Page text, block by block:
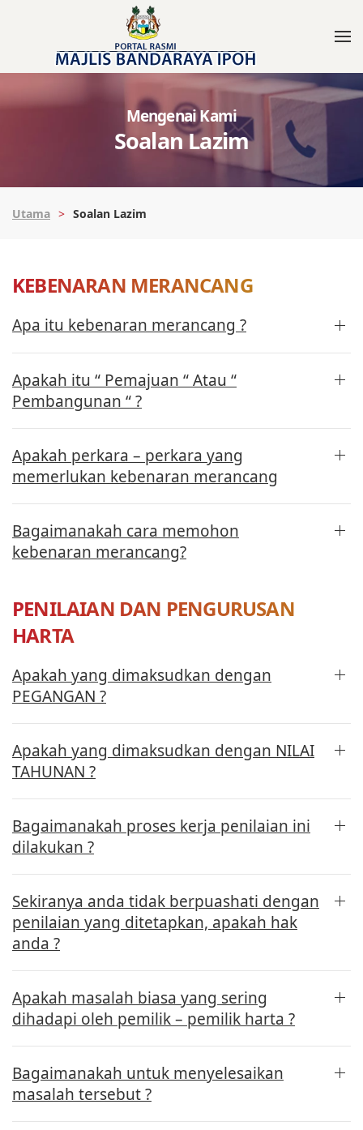
Mengenai Kami
Soalan Lazim
Utama Soalan Lazim
KEBENARAN MERANCANG
Apa itu kebenaran merancang ?
Apakah itu “ Pemajuan “ Atau “
Pembangunan “ ?
Apakah perkara – perkara yang
memerlukan kebenaran merancang
Bagaimanakah cara memohon
kebenaran merancang?
PENILAIAN DAN PENGURUSAN
HARTA
Apakah yang dimaksudkan dengan
PEGANGAN ?
Apakah yang dimaksudkan dengan NILAI
TAHUNAN ?
Bagaimanakah proses kerja penilaian ini
dilakukan ?
Sekiranya anda tidak berpuashati dengan
penilaian yang ditetapkan, apakah hak
anda ?
Apakah masalah biasa yang sering
dihadapi oleh pemilik – pemilik harta ?
Bagaimanakah untuk menyelesaikan
masalah tersebut ?